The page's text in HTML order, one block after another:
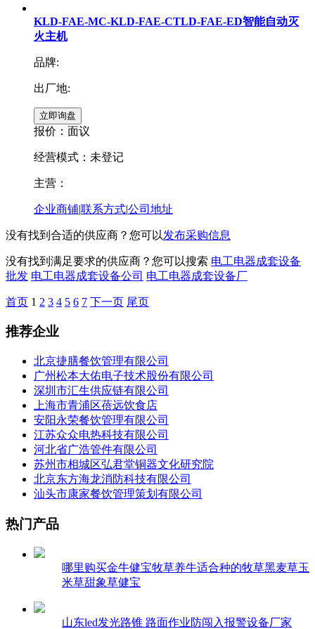
KLD-FAE-MC-KLD-FAE-CTLD-FAE-ED智能自动灭
火主机
品牌:
出厂地:
报价： 面议
经营模式：未登记
主营：
企业商铺|联系方式|公司地址
没有找到合适的供应商？您可以发布采购信息
没有找到满足要求的供应商？您可以搜索 电工电器成套设备
批发 电工电器成套设备公司 电工电器成套设备厂
首页 1 2 3 4 5 6 7 下一页 尾页
推荐企业
北京捷膳餐饮管理有限公司
广州松本大佑电子技术股份有限公司
深圳市汇生供应链有限公司
上海市青浦区蓓远饮食店
安阳永荣餐饮管理有限公司
江苏众众电热科技有限公司
河北省广浩管件有限公司
苏州市相城区弘君堂铜器文化研究院
北京东方海龙消防科技有限公司
汕头市康家餐饮管理策划有限公司
热门产品
哪里购买金牛健宝牧草养牛适合种的牧草黑麦草玉
米草甜象草健宝
山东led发光路锥 路面作业防闯入报警设备厂家